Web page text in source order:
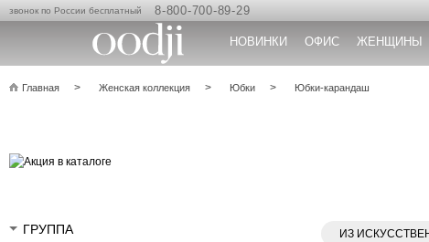
звонок по России бесплатный 8-800-700-89-29
НОВИНКИ ОФИС ЖЕНЩИНЫ
Главная Женская коллекция Юбки Юбки-карандаш
ГРУППА
ИЗ